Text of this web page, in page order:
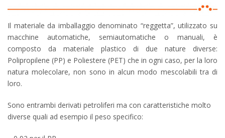
Il materiale da imballaggio denominato “reggetta”, utilizzato su
macchine automatiche, semiautomatiche o manuali, è
composto da materiale plastico di due nature diverse:
Polipropilene (PP) e Poliestere (PET) che in ogni caso, per la loro
natura molecolare, non sono in alcun modo mescolabili tra di
loro.
Sono entrambi derivati petroliferi ma con caratteristiche molto
diverse quali ad esempio il peso specifico: